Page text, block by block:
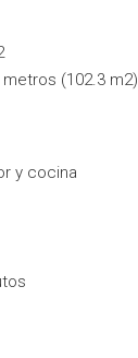
(102.3 m2)
y cocina